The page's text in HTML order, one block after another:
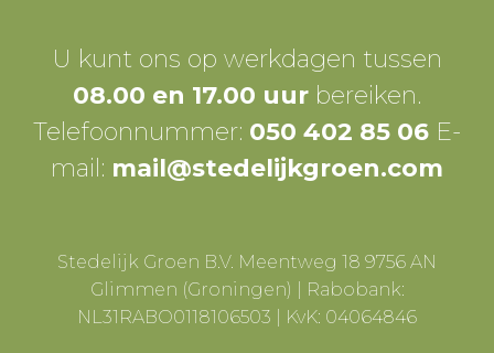
U kunt ons op werkdagen tussen
08.00 en 17.00 uur bereiken.
Telefoonnummer: 050 402 85 06 E-
mail: mail@stedelijkgroen.com
Stedelijk Groen B.V. Meentweg 18 9756 AN
Glimmen (Groningen) | Rabobank:
NL31RABO0118106503 | KvK: 04064846